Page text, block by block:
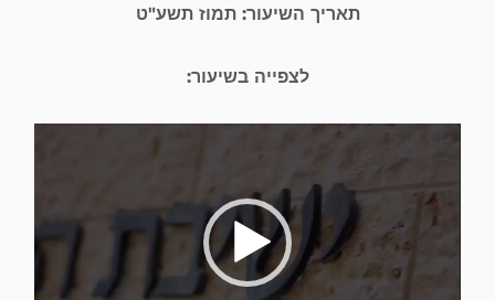
תאריך השיעור: תמוז תשע"ט
לצפייה בשיעור: